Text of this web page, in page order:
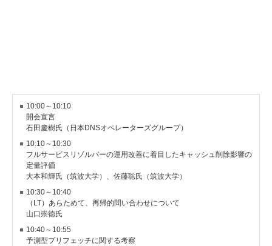
10:00～10:10
開会宣言
石田慶樹氏（日本DNSオペレーターズグループ）
10:10～10:30
フルサービスリゾルバーの運用改善に着目したキャッシュ削除影響の
定量評価
大本和輝氏（筑波大学）、佐藤聡氏（筑波大学）
10:30～10:40
（LT）あらためて、再帰的問い合わせについて
山口崇徳氏
10:40～10:55
予測型プリフェッチに関する考察